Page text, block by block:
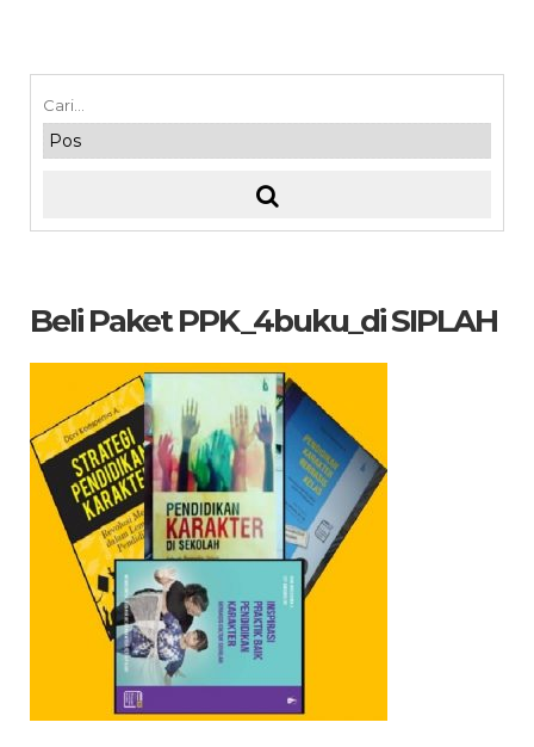
Beli Paket PPK_4buku_di SIPLAH